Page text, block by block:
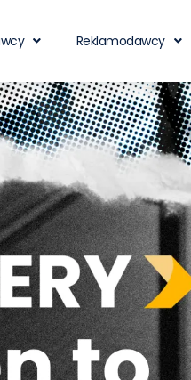
Reklamodawcy